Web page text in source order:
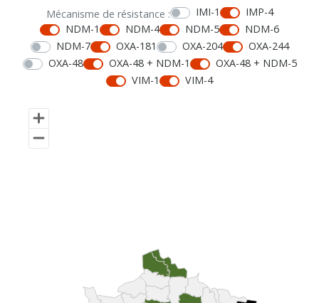
Mécanisme de résistance : IMI-1
IMP-4
NDM-1
NDM-4 NDM-5
NDM-6
NDM-7
OXA-181 OXA-204
OXA-244
OXA-48
OXA-48 + NDM-1
OXA-48 + NDM-5
VIM-1
VIM-4